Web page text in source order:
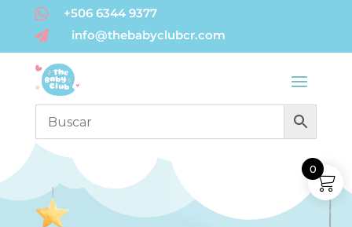
 +506 6344 9377
 info@thebabyclubcr.com
0